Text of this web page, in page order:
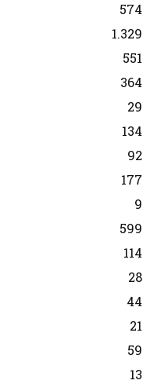
574
1.329
551
364
29
134
92
177
9
599
114
28
44
21
59
13